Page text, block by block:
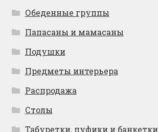
Обеденные группы
Папасаны и мамасаны
Подушки
Предметы интерьера
Распродажа
Столы
Табуретки, пуфики и банкетки